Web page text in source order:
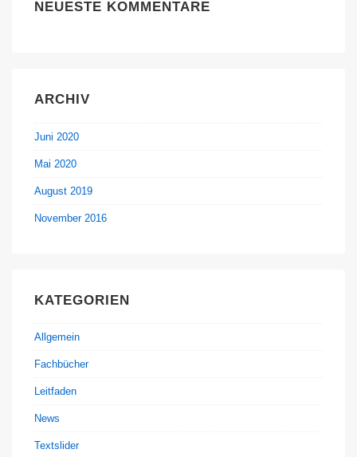
NEUESTE KOMMENTARE
ARCHIV
Juni 2020
Mai 2020
August 2019
November 2016
KATEGORIEN
Allgemein
Fachbücher
Leitfaden
News
Textslider